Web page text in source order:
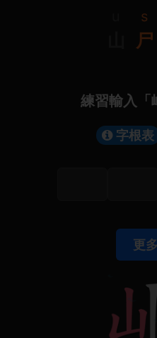
s
尸
練習輸入「
字根表
更